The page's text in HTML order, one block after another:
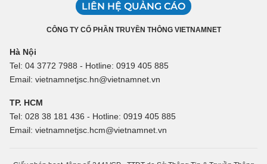
LIÊN HỆ QUẢNG CÁO
CÔNG TY CỔ PHẦN TRUYỀN THÔNG VIETNAMNET
Hà Nội
Tel: 04 3772 7988 - Hotline: 0919 405 885
Email: vietnamnetjsc.hn@vietnamnet.vn
TP. HCM
Tel: 028 38 181 436 - Hotline: 0919 405 885
Email: vietnamnetjsc.hcm@vietnamnet.vn